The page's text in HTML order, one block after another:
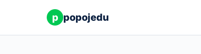
p popojedu